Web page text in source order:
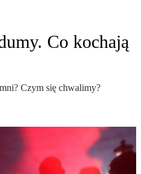
Co kochają
Czym się chwalimy?